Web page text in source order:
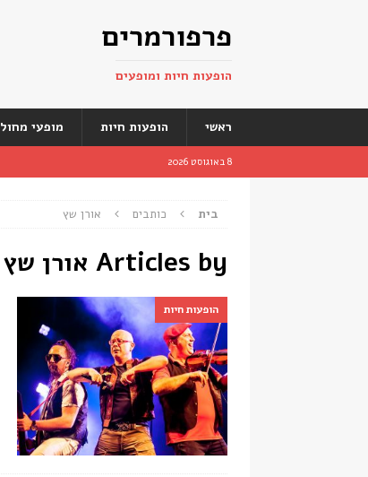
פרפורמרים
הופעות חיות ומופעים
ראשי הופעות חיות מופעי מחול
8 באוגוסט 2026
בית כותבים אורן שץ
Articles by אורן שץ
הופעות חיות